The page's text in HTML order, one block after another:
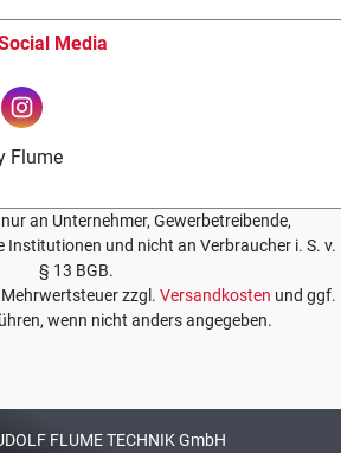
Media
Flume
an Unternehmer, Gewerbetreibende,
Institutionen und nicht an Verbraucher i. S. v.
§ 13 BGB.
zzgl. Versandkosten und ggf.
wenn nicht anders angegeben.
FLUME TECHNIK GmbH